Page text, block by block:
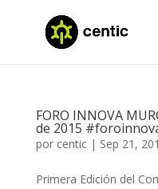
FORO INNOVA
de 2015
por centic| Sep 21,
Primera Edición del